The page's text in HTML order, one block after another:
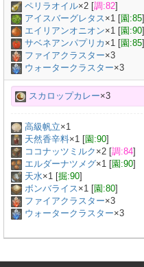
ペリラオイル×2 [調:82]
アイスバーグレタス×1 [園:85]
エイリアンオニオン×1 [園:90]
サベネアンパプリカ ×1 [園:85]
ファイアクラスター×3
ウォータークラスター×3
スカロップカレー×3
高級帆立×1
天然香辛料×1 [園:90]
ココナッツミルク ×2 [調:84]
エルダーナツメグ×1 [園:90]
天水×1 [掘:90]
ボンバライス×1 [園:80]
ファイアクラスター×3
ウォータークラスター×3